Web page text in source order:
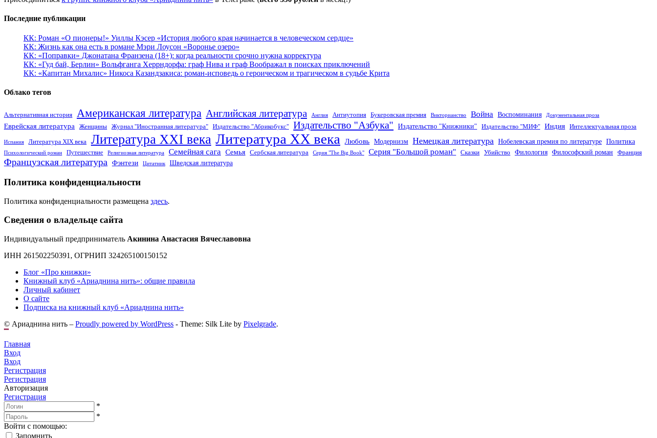
Последние публикации
КК: Роман «О пионеры!» Уиллы Кэсер «История любого края начинается в человеческом сердце»
КК: Жизнь как она есть в романе Мэри Лоусон «Воронье озеро»
КК: «Поправки» Джонатана Франзена (18+): когда реальности срочно нужна корректура
КК: «Гуд бай, Берлин» Вольфганга Херрндорфа: граф Нива и граф Воображал в поисках приключений
КК: «Капитан Михалис» Никоса Казандзакиса: роман-исповедь о героическом и трагическом в судьбе Крита
Облако тегов
Альтернативная история Американская литература Английская литература Англия Антиутопия Букеровская премия Викторианство Война Воспоминания Документальная проза
Еврейская литература Женщины Журнал "Иностранная литература" Издательство "Абрикобукс" Издательство "Азбука" Издательство "Книжники" Издательство "МИФ" Индия Интеллектуальная проза
Испания Литература XIX века Литература XXI века Литература XX века Любовь Модернизм Немецкая литература Нобелевская премия по литературе Политика
Психологический роман Путешествие Религиозная литература Семейная сага Семья Сербская литература Серия "The Big Book" Серия "Большой роман" Сказки Убийство Филология Философский роман Франция
Французская литература Фэнтези Цитатник Шведская литература
Политика конфиденциальности
Политика конфиденциальности размещена здесь.
Сведения о владельце сайта
Индивидуальный предприниматель Акинина Анастасия Вячеславовна
ИНН 261502250391, ОГРНИП 324265100150152
Блог «Про книжки»
Книжный клуб «Ариаднина нить»: общие правила
Личный кабинет
О сайте
Подписка на книжный клуб «Ариаднина нить»
© Ариаднина нить – Proudly powered by WordPress - Theme: Silk Lite by Pixelgrade.
Главная
Вход
Вход
Регистрация
Регистрация
Авторизация
Регистрация
*
*
Войти с помощью:
Запомнить